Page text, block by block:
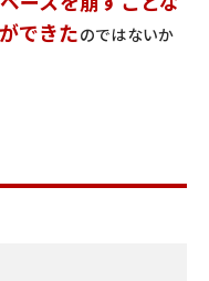
できたのではないか